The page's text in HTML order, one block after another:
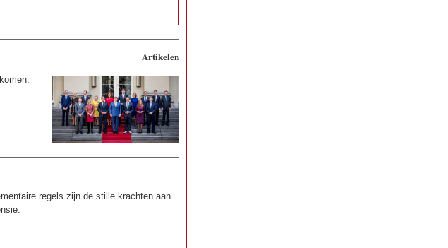
Artikelen
regels zijn de stille krachten aan